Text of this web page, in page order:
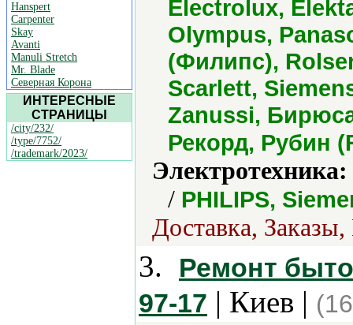
Hanspert
Carpenter
Skay
Avanti
Manuli Stretch
Mr. Blade
Северная Корона
ИНТЕРЕСНЫЕ
СТРАНИЦЫ
/city/232/
/type/7752/
/trademark/2023/
Electrolux,
Olympus,
(Филипс),
Scarlett,
Zanussi,
Рекорд, Рубин
Электротехника:
/ PHILIPS,
Доставка,
3.
Ремонт
97-17 | Киев |